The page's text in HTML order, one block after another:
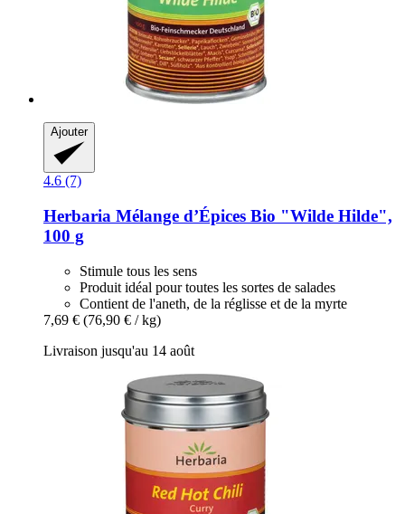
Ajouter
4.6 (7)
Herbaria Mélange d’Épices Bio "Wilde Hilde",
100 g
Stimule tous les sens
Produit idéal pour toutes les sortes de salades
Contient de l'aneth, de la réglisse et de la myrte
7,69 € (76,90 € / kg)
Livraison jusqu'au 14 août